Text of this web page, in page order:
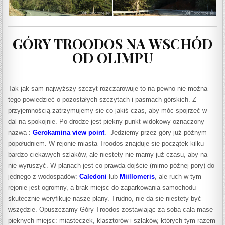
GÓRY TROODOS NA WSCHÓD
OD OLIMPU
Tak jak sam najwyższy szczyt rozczarowuje to na pewno nie można
tego powiedzieć o pozostałych szczytach i pasmach górskich. Z
przyjemnością zatrzymujemy się co jakiś czas, aby móc spojrzeć w
dal na spokojnie. Po drodze jest piękny punkt widokowy oznaczony
nazwą :Gerokamina view point.Jedziemy przez góry już późnym
popołudniem. W rejonie miasta Troodosznajduje się początek kilku
bardzo ciekawych szlaków, ale niestety nie mamy już czasu, aby na
nie wyruszyć. W planach jest co prawda dojście (mimo późnej pory) do
jednego z wodospadów:Caledoni lub Miillomeris , ale ruch w tym
rejonie jest ogromny, a brak miejsc do zaparkowania samochodu
skutecznie weryfikuje nasze plany. Trudno, nie da się niestety być
wszędzie. Opuszczamy Góry Troodos zostawiając za sobą całą masę
pięknych miejsc: miasteczek, klasztorów i szlaków, których tym razem